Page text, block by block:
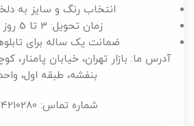
انتخاب رنگ و سایز به
زمان تحویل: 3 تا 5 روز کاری
ضمانت یک ساله برای
آدرس ما: بازار تهران، خیابان پامنار،
بنفشه، طبقه اول، واحد
شماره تماس: 09124210280